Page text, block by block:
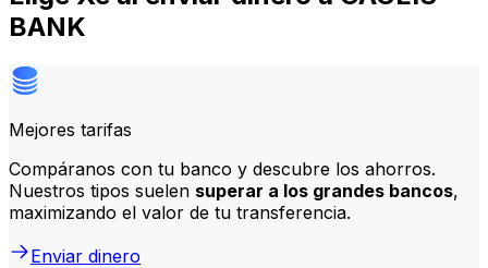
BANK
Mejores tarifas
Compáranos con tu banco y descubre los ahorros.
Nuestros tipos suelen superar a los grandes bancos,
maximizando el valor de tu transferencia.
Enviar dinero